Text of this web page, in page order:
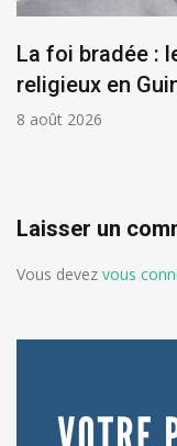
La foi bradée :
religieux en
8 août 2026
Laisser un
Vous devez vous